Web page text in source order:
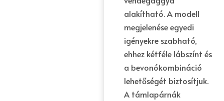
alakítható. A modell
megjelenése egyedi
igényekre szabható,
ehhez kétféle lábszínt és
a bevonókombináció
lehetőségét biztosítjuk.
A támlapárnák